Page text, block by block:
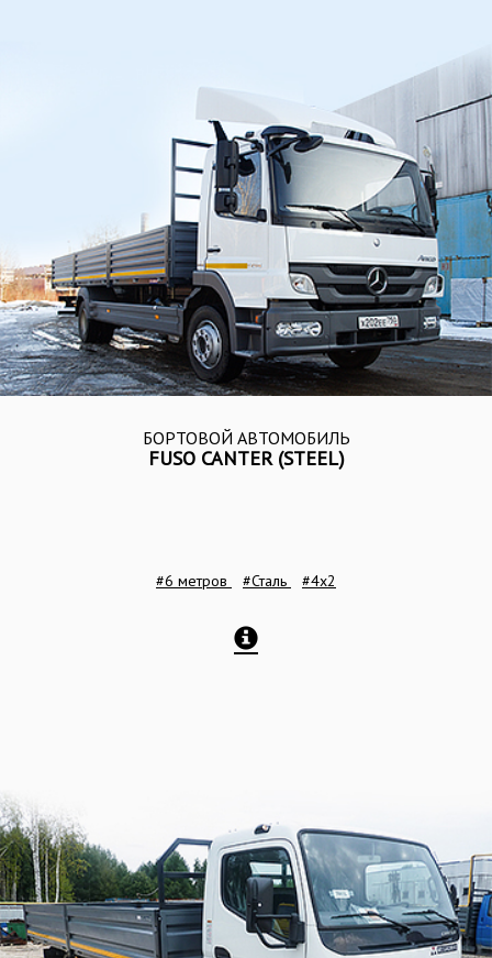
БОРТОВОЙ АВТОМОБИЛЬ
FUSO CANTER (STEEL)
#6 метров #Сталь #4x2